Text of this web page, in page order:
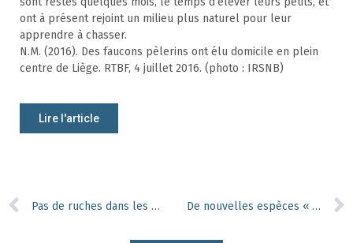
ont à présent rejoint un milieu plus naturel pour leur
apprendre à chasser.
N.M. (2016). Des faucons pèlerins ont élu domicile en plein
centre de Liège. RTBF, 4 juillet 2016. (photo : IRSNB)
Lire l'article
Pas de ruches dans les Hautes Fagnes De nouvelles espèces « grâce » à l’homme